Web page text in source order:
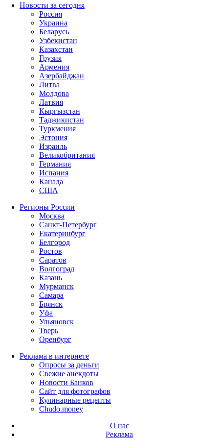
Новости за сегодня
Россия
Украина
Беларусь
Узбекистан
Казахстан
Грузия
Армения
Азербайджан
Литва
Молдова
Латвия
Кыргызстан
Таджикистан
Туркмения
Эстония
Израиль
Великобритания
Германия
Испания
Канада
США
Регионы России
Москва
Санкт-Петербург
Екатеринбург
Белгород
Ростов
Саратов
Волгоград
Казань
Мурманск
Самара
Брянск
Уфа
Ульяновск
Тверь
Оренбург
Реклама в интернете
Опросы за деньги
Свежие анекдоты
Новости Банков
Сайт для фотографов
Кулинарные рецепты
Chudo.money
О нас
Реклама